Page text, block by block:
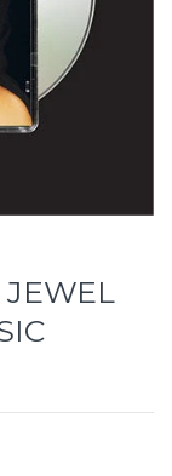
JEWEL